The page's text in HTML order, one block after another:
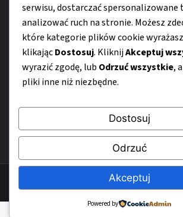
Menu
O nas
Kontakt
Mapa strony
Polityka prywatności
© 2026 Bezglutenovy.pl
serwisu, dostarczać spersonalizowane
analizować ruch na stronie. Możesz
które kategorie plików cookie
klikającDostosuj. KliknijAkceptuj
wyrazić zgodę, lub Odrzuć wszystkie,
pliki inne niż niezbędne.
Dostosuj
Odrzuć
Akceptuj
Powered by